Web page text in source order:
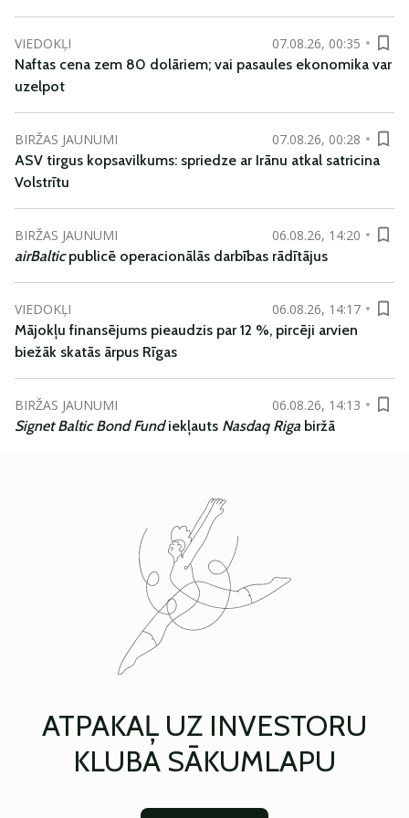
VIEDOKĻI
07.08.26, 00:35
Naftas cena zem 80 dolāriem; vai pasaules ekonomika var
uzelpot
BIRŽAS JAUNUMI
07.08.26, 00:28
ASV tirgus kopsavilkums: spriedze ar Irānu atkal satricina
Volstrītu
BIRŽAS JAUNUMI
06.08.26, 14:20
airBalticpublicē operacionālās darbības rādītājus
VIEDOKĻI
06.08.26, 14:17
Mājokļu finansējums pieaudzis par 12 %, pircēji arvien
biežāk skatās ārpus Rīgas
BIRŽAS JAUNUMI
06.08.26, 14:13
Signet Baltic Bond Fundiekļauts Nasdaq Riga biržā
ATPAKAĻ UZ INVESTORU
KLUBA SĀKUMLAPU